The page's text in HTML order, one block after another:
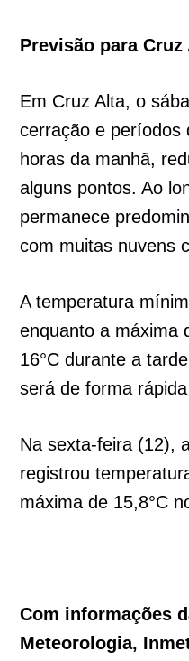
Previsão para Cruz
Em Cruz Alta, o
cerração e períodos
horas da manhã,
alguns pontos. Ao
permanece
com muitas nuvens
A temperatura
enquanto a máxima
16°C durante a
será de forma
Na sexta-feira (12),
registrou
máxima de 15,8°C
Com informações
Meteorologia,